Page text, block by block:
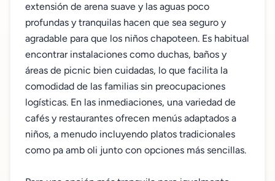
extensión de arena suave y las aguas poco
profundas y tranquilas hacen que sea seguro y
agradable para que los niños chapoteen. Es habitual
encontrar instalaciones como duchas, baños y
áreas de picnic bien cuidadas, lo que facilita la
comodidad de las familias sin preocupaciones
logísticas. En las inmediaciones, una variedad de
cafés y restaurantes ofrecen menús adaptados a
niños, a menudo incluyendo platos tradicionales
como pa amb oli junto con opciones más sencillas.